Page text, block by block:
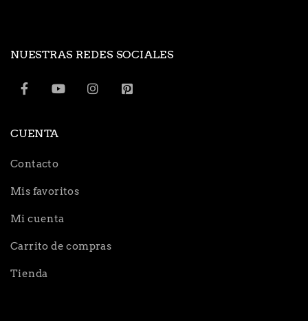
NUESTRAS REDES SOCIALES
CUENTA
Contacto
Mis favoritos
Mi cuenta
Carrito de compras
Tienda